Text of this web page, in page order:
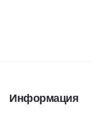
Информация